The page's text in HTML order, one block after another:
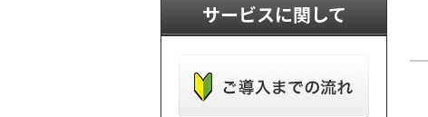
サービスに関して